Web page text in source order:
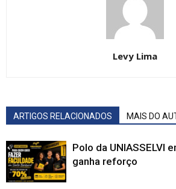
Levy Lima
ARTIGOS RELACIONADOS MAIS DO
Polo da UNIASSELVI
ganha reforço